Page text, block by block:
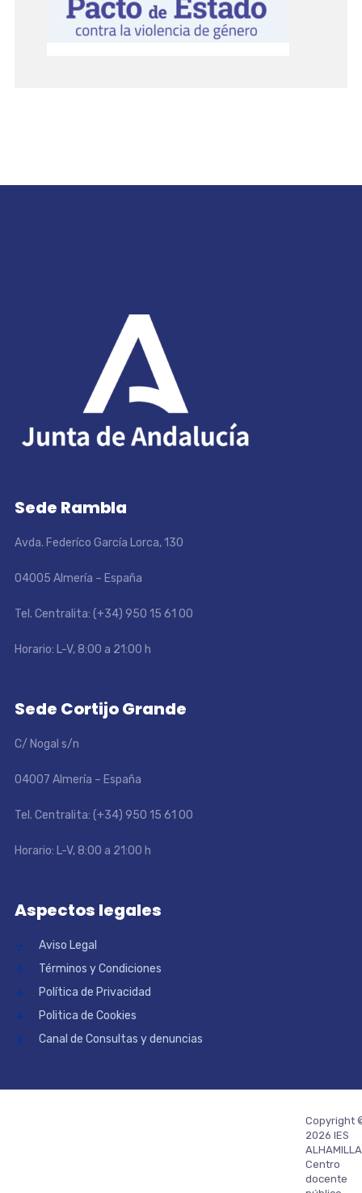
Sede Rambla
Avda. Federíco García Lorca, 130
04005 Almería – España
Tel. Centralita: (+34) 950 15 61 00
Horario: L-V, 8:00 a 21:00 h
Sede Cortijo Grande
C/ Nogal s/n
04007 Almería – España
Tel. Centralita: (+34) 950 15 61 00
Horario: L-V, 8:00 a 21:00 h
Aspectos legales
Aviso Legal
Términos y Condiciones
Política de Privacidad
Politica de Cookies
Canal de Consultas y denuncias
Copyright
2026 IES
Centro
docente